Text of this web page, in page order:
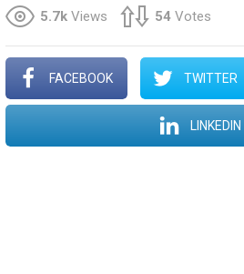
5.7k Views 54 Votes
FACEBOOK TWITTER
LINKEDIN